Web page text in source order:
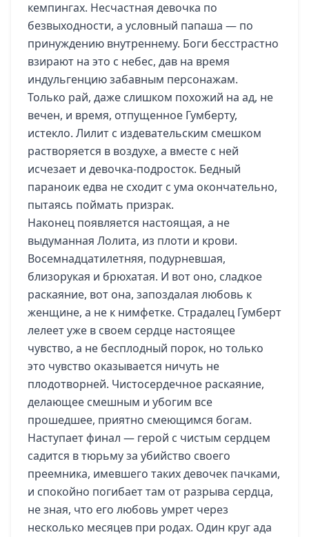
кемпингах. Несчастная девочка по
безвыходности, а условный папаша — по
принуждению внутреннему. Боги бесстрастно
взирают на это с небес, дав на время
индульгенцию забавным персонажам.
Только рай, даже слишком похожий на ад, не
вечен, и время, отпущенное Гумберту,
истекло. Лилит с издевательским смешком
растворяется в воздухе, а вместе с ней
исчезает и девочка-подросток. Бедный
параноик едва не сходит с ума окончательно,
пытаясь поймать призрак.
Наконец появляется настоящая, а не
выдуманная Лолита, из плоти и крови.
Восемнадцатилетняя, подурневшая,
близорукая и брюхатая. И вот оно, сладкое
раскаяние, вот она, запоздалая любовь к
женщине, а не к нимфетке. Страдалец Гумберт
лелеет уже в своем сердце настоящее
чувство, а не бесплодный порок, но только
это чувство оказывается ничуть не
плодотворней. Чистосердечное раскаяние,
делающее смешным и убогим все
прошедшее, приятно смеющимся богам.
Наступает финал — герой с чистым сердцем
садится в тюрьму за убийство своего
преемника, имевшего таких девочек пачками,
и спокойно погибает там от разрыва сердца,
не зная, что его любовь умрет через
несколько месяцев при родах. Один круг ада